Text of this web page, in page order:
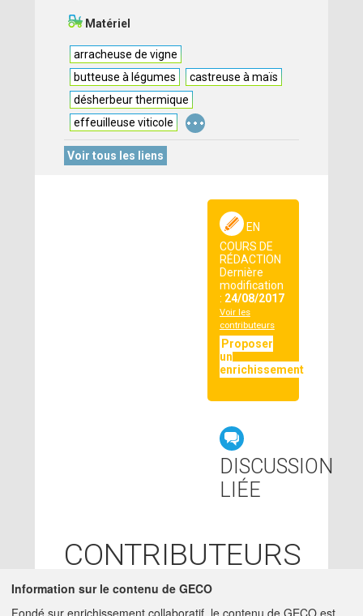
Matériel
arracheuse de vigne
butteuse à légumes
castreuse à maïs
désherbeur thermique
effeuilleuse viticole
...
Voir tous les liens
EN
COURS DE
RÉDACTION
Dernière
modification
: 24/08/2017
Voir les
contributeurs
Proposer
un
enrichissement
DISCUSSION
LIÉE
CONTRIBUTEURS
24/08/2017 LOLA LEVEAU
IRSTEA - CLERMONT-
Information sur le contenu de GECO
Fondé sur enrichissement collaboratif, le contenu de GECO est